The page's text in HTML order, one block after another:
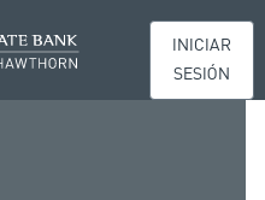
INICIAR
SESIÓN